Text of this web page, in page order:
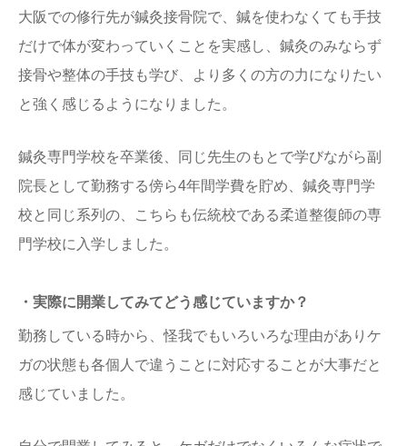
大阪での修行先が鍼灸接骨院で、鍼を使わなくても手技
だけで体が変わっていくことを実感し、鍼灸のみならず
接骨や整体の手技も学び、より多くの方の力になりたい
と強く感じるようになりました。
鍼灸専門学校を卒業後、同じ先生のもとで学びながら副
院長として勤務する傍ら4年間学費を貯め、鍼灸専門学
校と同じ系列の、こちらも伝統校である柔道整復師の専
門学校に入学しました。
・実際に開業してみてどう感じていますか？
勤務している時から、怪我でもいろいろな理由がありケ
ガの状態も各個人で違うことに対応することが大事だと
感じていました。